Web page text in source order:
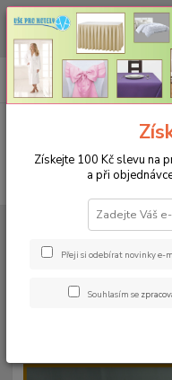
CHCETE NAKOUPIT VĚTŠÍ
+420 773 794 023
Pondělí-pátek 9-16 hodin
PROSTĚRADLA
36 lila
Bavlněné
Získejte 100 Kč slevu na
a při
Přeji si odebírat novinky e-
Souhlasím se